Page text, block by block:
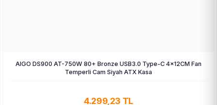
AIGO DS900 AT-750W 80+ Bronze USB3.0 Type-C 4×12CM Fan
Temperli Cam Siyah ATX Kasa
4.299,23 TL